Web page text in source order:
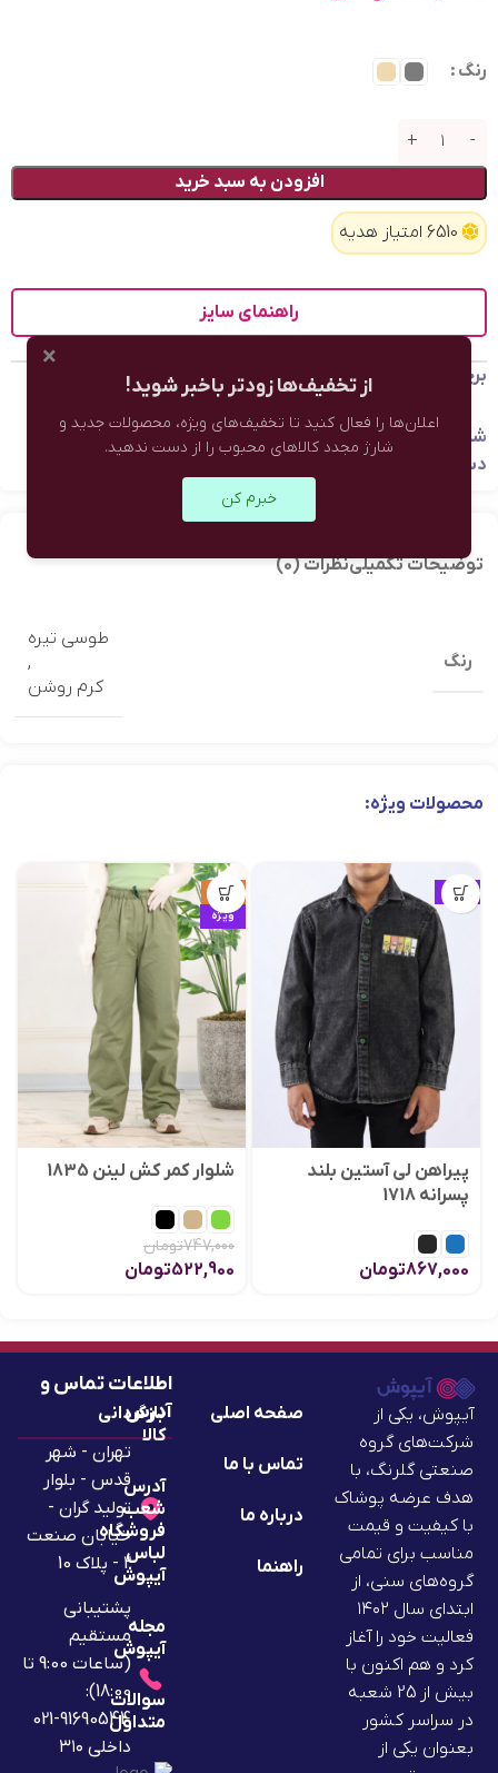
رنگ
افزودن به سبد خرید
6510 امتیاز هدیه
راهنمای سایز
برچسب: کالکشن پاییز
شناسه محصول:
8021508964017344901
دسته:
توضیحات تکمیلینظرات (0)
رنگ
طوسي تيره
,
کرم روشن
محصولات ویژه:
ویژه
پیراهن لی آستین بلند
پسرانه 1718
867,000تومان
حراج
ویژه
شلوار کمر کش لینن 1835
747,000تومان
522,900تومان
آیپوش، یکی از
شرکت‌های گروه
صنعتی گلرنگ، با
هدف عرضه پوشاک
با کیفیت و قیمت
مناسب برای تمامی
گروه‌های سنی، از
ابتدای سال ۱۴۰۲
فعالیت خود را آغاز
کرد و هم اکنون با
بیش از 25 شعبه
در سراسر کشور
بعنوان یکی از
صفحه اصلی
تماس با ما
درباره ما
راهنما
بازگردانی
کالا
آدرس
شعب
فروشگاه
لباس
آیپوش
مجله
آیپوش
سوالات
متداول
تهران - شهر
قدس - بلوار
تولید گران -
خیابان صنعت
2 - پلاک 10
پشتیبانی
مستقیم
(ساعات 9:00 تا
18:00):
91690544-021
داخلی ۳۱۰
اطلاعات تماس و
آدرس
×
از تخفیف‌ها زودتر باخبر شوید!
اعلان‌ها را فعال کنید تا تخفیف‌های ویژه، محصولات جدید و
شارژ مجدد کالاهای محبوب را از دست ندهید.
خبرم کن